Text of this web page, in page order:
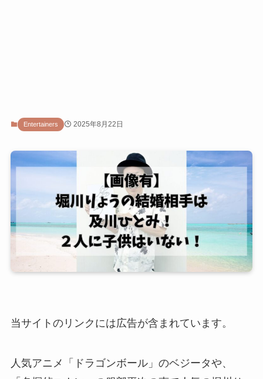
Entertainers 2025年8月22日
当サイトのリンクには広告が含まれています。
人気アニメ「ドラゴンボール」のベジータや、